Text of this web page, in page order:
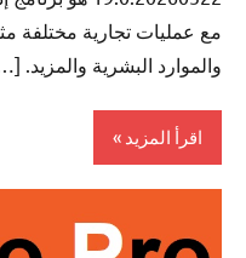
مع عمليات تجارية مختلفة
والموارد البشرية والمزيد.
اقرأ المزيد
Tools